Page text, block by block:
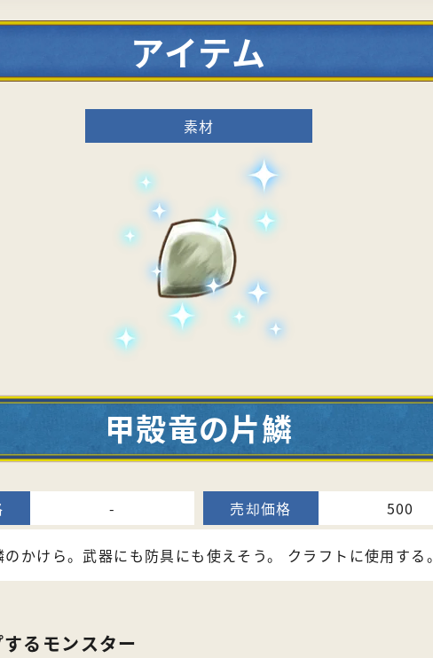
アイテム
素材
甲殻竜の片鱗
- 500
かけら。武器にも防具にも使えそう。 クラフトに使用する。
るモンスター